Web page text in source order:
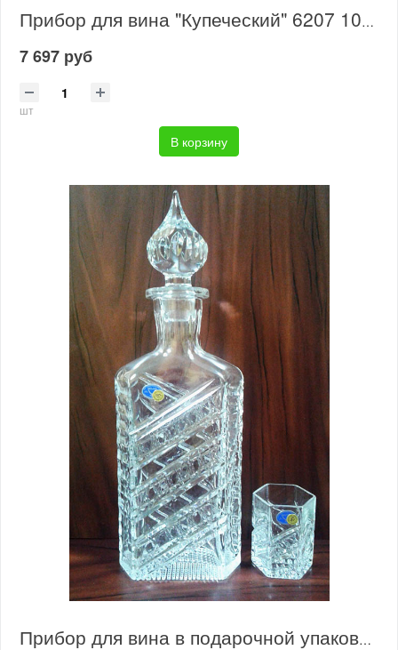
Прибор для вина "Купеческий" 6207 1000/33
7 697 руб
шт
В корзину
Прибор для вина в подарочной упаковке 9440 1000/177